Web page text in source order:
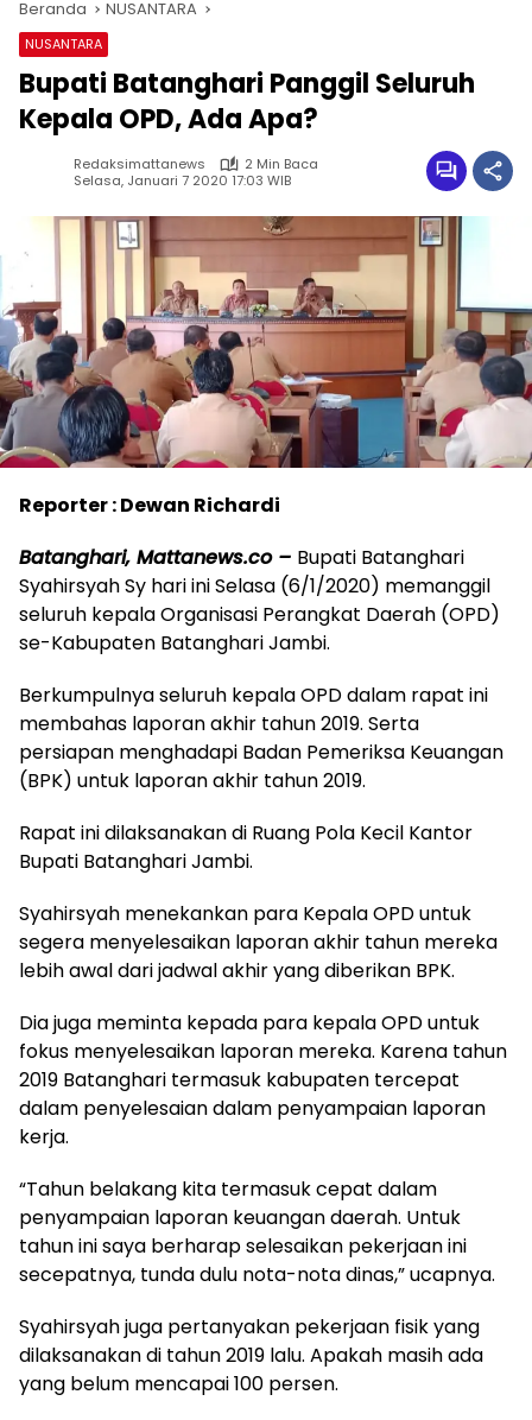
Beranda NUSANTARA
NUSANTARA
Bupati Batanghari Panggil Seluruh
Kepala OPD, Ada Apa?
Redaksimattanews
2 Min Baca
Selasa, Januari 7 2020 17:03 WIB
Reporter : Dewan Richardi
Batanghari, Mattanews.co – Bupati Batanghari
Syahirsyah Sy hari ini Selasa (6/1/2020) memanggil
seluruh kepala Organisasi Perangkat Daerah (OPD)
se-Kabupaten Batanghari Jambi.
Berkumpulnya seluruh kepala OPD dalam rapat ini
membahas laporan akhir tahun 2019. Serta
persiapan menghadapi Badan Pemeriksa Keuangan
(BPK) untuk laporan akhir tahun 2019.
Rapat ini dilaksanakan di Ruang Pola Kecil Kantor
Bupati Batanghari Jambi.
Syahirsyah menekankan para Kepala OPD untuk
segera menyelesaikan laporan akhir tahun mereka
lebih awal dari jadwal akhir yang diberikan BPK.
Dia juga meminta kepada para kepala OPD untuk
fokus menyelesaikan laporan mereka. Karena tahun
2019 Batanghari termasuk kabupaten tercepat
dalam penyelesaian dalam penyampaian laporan
kerja.
“Tahun belakang kita termasuk cepat dalam
penyampaian laporan keuangan daerah. Untuk
tahun ini saya berharap selesaikan pekerjaan ini
secepatnya, tunda dulu nota-nota dinas,” ucapnya.
Syahirsyah juga pertanyakan pekerjaan fisik yang
dilaksanakan di tahun 2019 lalu. Apakah masih ada
yang belum mencapai 100 persen.